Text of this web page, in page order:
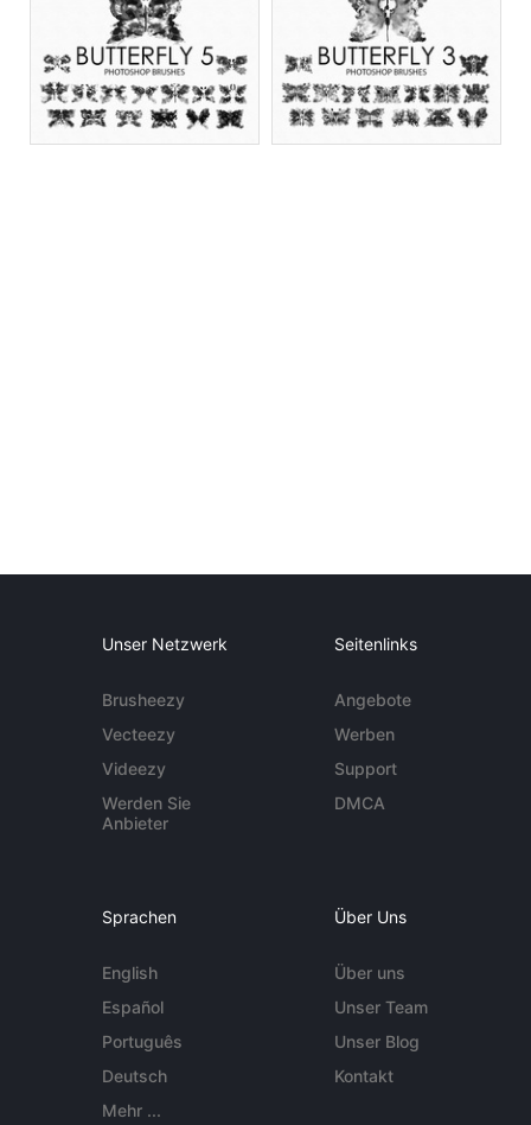
Unser Netzwerk
Brusheezy
Vecteezy
Videezy
Werden Sie
Anbieter
Seitenlinks
Angebote
Werben
Support
DMCA
Sprachen
English
Español
Português
Deutsch
Mehr ...
Über Uns
Über uns
Unser Team
Unser Blog
Kontakt